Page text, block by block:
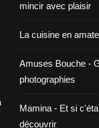
mincir avec plaisir
La cuisine en
Amuses Bouche -
photographies
Mamina - Et si
découvrir